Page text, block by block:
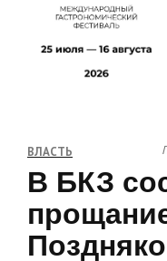
ВЛАСТЬ
В БКЗ